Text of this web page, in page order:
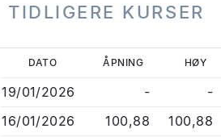
TIDLIGERE KURSER
Hopp
hovedinnhold
DATO ÅPNING HØY
19/01/2026 - -
16/01/2026
100,88 100,88